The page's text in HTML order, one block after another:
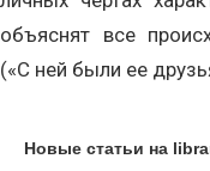
объяснят все
(«С ней были ее
Новые статьи на